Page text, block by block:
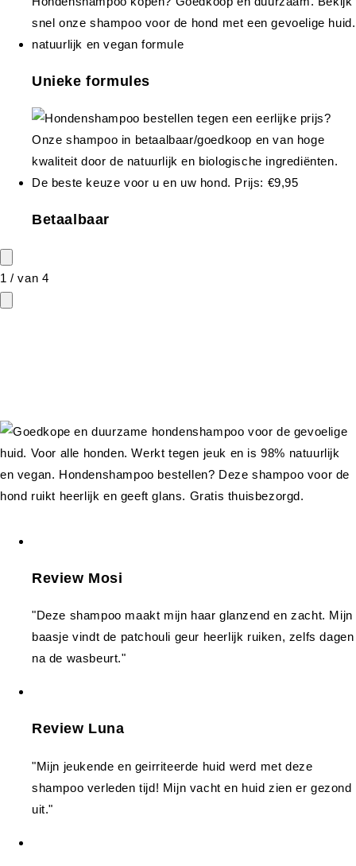
Unieke formules
Betaalbaar
1 /van 4
Review Mosi
"Deze shampoo maakt mijn haar glanzend en zacht. Mijn
baasje vindt de patchouli geur heerlijk ruiken, zelfs dagen
na de wasbeurt."
Review Luna
"Mijn jeukende en geirriteerde huid werd met deze
shampoo verleden tijd! Mijn vacht en huid zien er gezond
uit."